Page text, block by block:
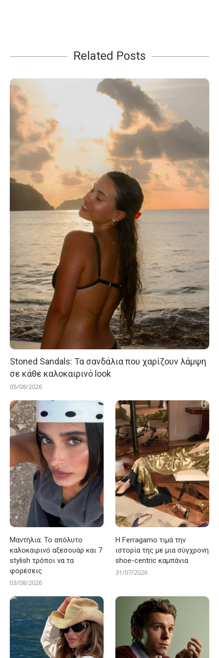
Related Posts
Stoned Sandals: Τα σανδάλια που χαρίζουν λάμψη
σε κάθε καλοκαιρινό look
05/08/2026
Μαντήλια: Το απόλυτο
καλοκαιρινό αξεσουάρ και 7
stylish τρόποι να τα
φορέσεις
03/08/2026
Η Ferragamo τιμά την
ιστορία της με μια σύγχρονη
shoe-centric καμπάνια
31/07/2026